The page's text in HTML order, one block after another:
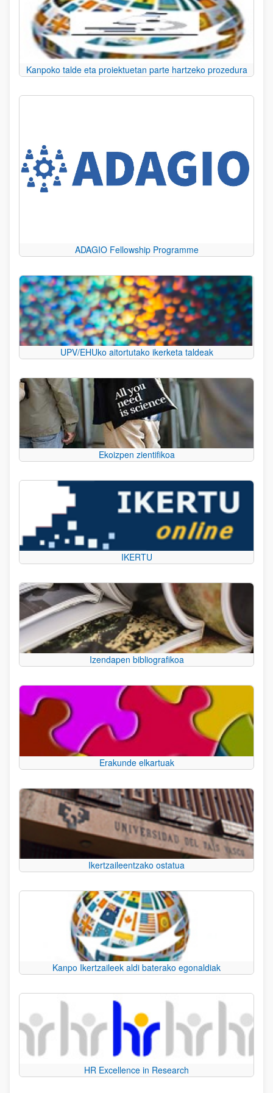
Kanpoko talde eta proiektuetan parte hartzeko prozedura
ADAGIO Fellowship Programme
UPV/EHUko aitortutako ikerketa taldeak
Ekoizpen zientifikoa
IKERTU
Izendapen bibliografikoa
Erakunde elkartuak
Ikertzaileentzako ostatua
Kanpo Ikertzaileek aldi baterako egonaldiak
HR Excellence in Research